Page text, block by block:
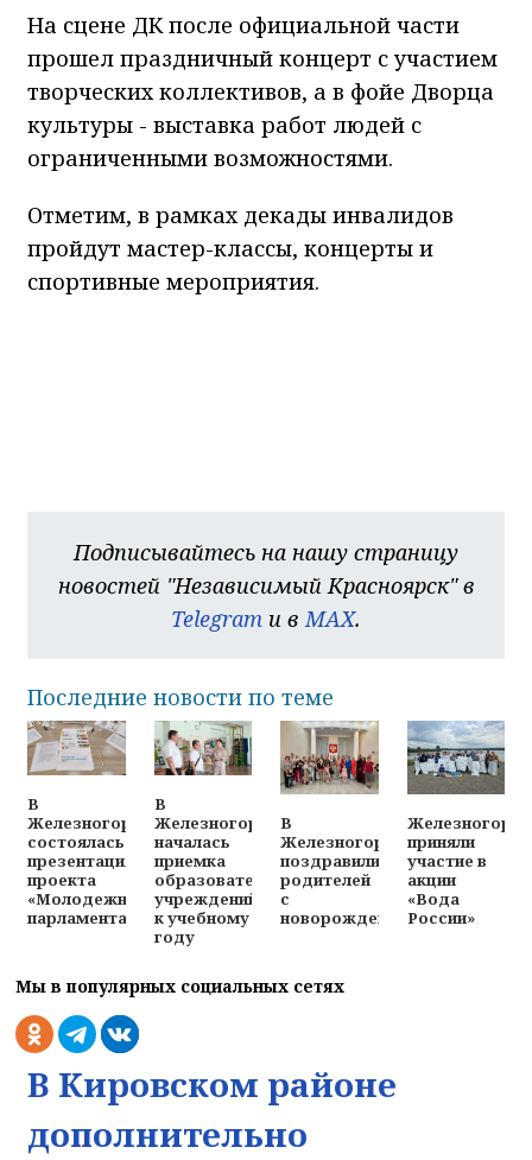
На сцене ДК после официальной части
прошел праздничный концерт с участием
творческих коллективов, а в фойе Дворца
культуры - выставка работ людей с
ограниченными возможностями.
Отметим, в рамках декады инвалидов
пройдут мастер-классы, концерты и
спортивные мероприятия.
Подписывайтесь на нашу страницу
новостей "Независимый Красноярск" в
Telegram и вMAX.
Последние новости по теме
В
Железногорске
состоялась
презентация
проекта
«Молодежного
парламента»
В
Железногорске
началась
приемка
образовательных
учреждений
к учебному
году
В
Железногорске
поздравили
родителей
с
новорожденными
приняли
участие в
акции
«Вода
России»
Мы в популярных социальных сетях
В Кировском районе
дополнительно